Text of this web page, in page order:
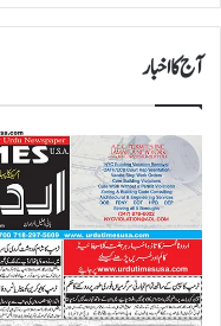
آج کا اخبار